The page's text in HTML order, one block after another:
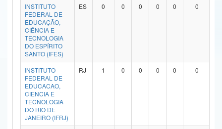
Secretaria de Governo
Gabinete de Segurança Institucional
Advocacia-Geral da União
Banco Central do Brasil
INSTITUTO
FEDERAL DE
EDUCAÇÃO,
CIÊNCIA E
TECNOLOGIA
DO ESPÍRITO
SANTO (IFES)
ES 0 0 0 0 0 0
INSTITUTO
FEDERAL DE
EDUCACAO,
CIENCIA E
TECNOLOGIA
DO RIO DE
JANEIRO (IFRJ)
RJ 1 0 0 0 0 0